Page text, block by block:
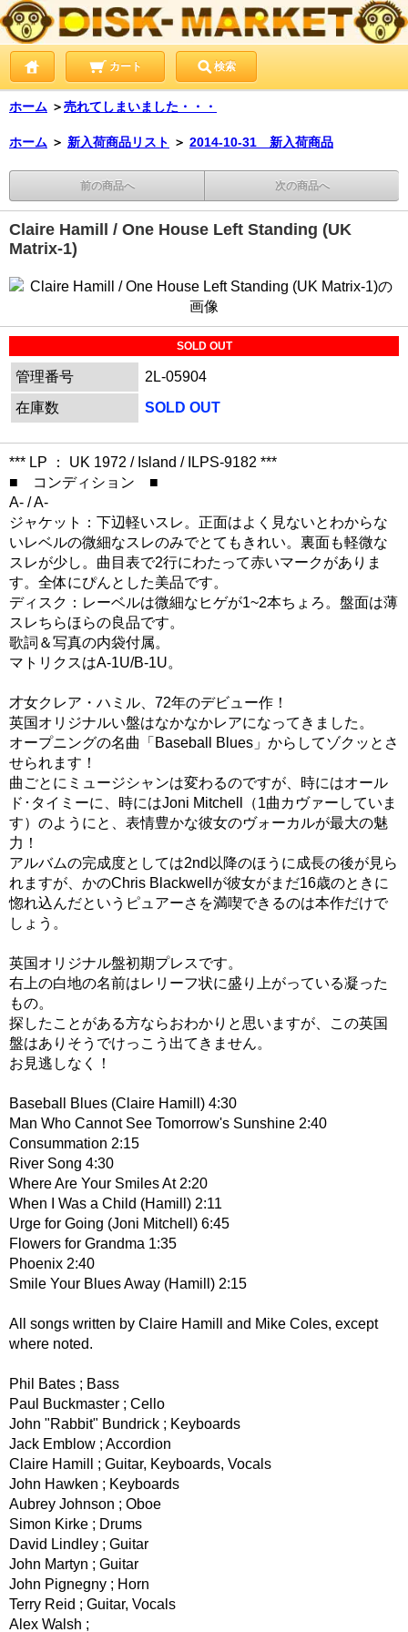
カート 検索
ホーム ＞売れてしまいました・・・
ホーム ＞ 新入荷商品リスト ＞ 2014-10-31 新入荷商品
前の商品へ 次の商品へ
Claire Hamill / One House Left Standing (UK
Matrix-1)
SOLD OUT
管理番号
2L-05904
在庫数
SOLD OUT
*** LP ： UK 1972 / Island / ILPS-9182 ***
■ コンディション ■
A- / A-
ジャケット：下辺軽いスレ。正面はよく見ないとわからな
いレベルの微細なスレのみでとてもきれい。裏面も軽微な
スレが少し。曲目表で2行にわたって赤いマークがありま
す。全体にぴんとした美品です。
ディスク：レーベルは微細なヒゲが1~2本ちょろ。盤面は薄
スレちらほらの良品です。
歌詞＆写真の内袋付属。
マトリクスはA-1U/B-1U。
才女クレア・ハミル、72年のデビュー作！
英国オリジナルい盤はなかなかレアになってきました。
オープニングの名曲「Baseball Blues」からしてゾクッとさ
せられます！
曲ごとにミュージシャンは変わるのですが、時にはオール
ド･タイミーに、時にはJoni Mitchell（1曲カヴァーしていま
す）のようにと、表情豊かな彼女のヴォーカルが最大の魅
力！
アルバムの完成度としては2nd以降のほうに成長の後が見ら
れますが、かのChris Blackwellが彼女がまだ16歳のときに
惚れ込んだというピュアーさを満喫できるのは本作だけで
しょう。
英国オリジナル盤初期プレスです。
右上の白地の名前はレリーフ状に盛り上がっている凝った
もの。
探したことがある方ならおわかりと思いますが、この英国
盤はありそうでけっこう出てきません。
お見逃しなく！
Baseball Blues (Claire Hamill) 4:30
Man Who Cannot See Tomorrow's Sunshine 2:40
Consummation 2:15
River Song 4:30
Where Are Your Smiles At 2:20
When I Was a Child (Hamill) 2:11
Urge for Going (Joni Mitchell) 6:45
Flowers for Grandma 1:35
Phoenix 2:40
Smile Your Blues Away (Hamill) 2:15
All songs written by Claire Hamill and Mike Coles, except
where noted.
Phil Bates ; Bass
Paul Buckmaster ; Cello
John "Rabbit" Bundrick ; Keyboards
Jack Emblow ; Accordion
Claire Hamill ; Guitar, Keyboards, Vocals
John Hawken ; Keyboards
Aubrey Johnson ; Oboe
Simon Kirke ; Drums
David Lindley ; Guitar
John Martyn ; Guitar
John Pignegny ; Horn
Terry Reid ; Guitar, Vocals
Alex Walsh ;